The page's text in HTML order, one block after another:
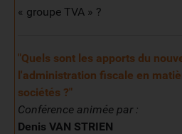
« groupe TVA » ?
"Quels sont les apports du
l'administration fiscale en
sociétés ?"
Conférence animée par :
Denis VAN STRIEN